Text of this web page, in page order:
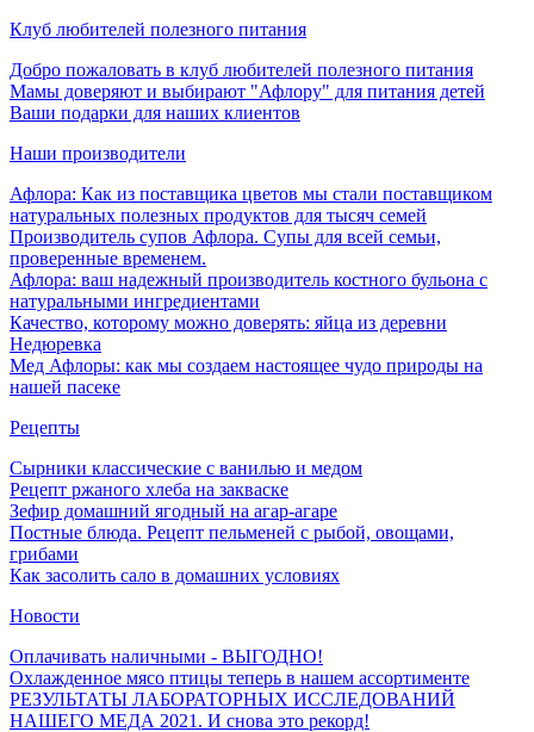
Клуб любителей полезного питания
Добро пожаловать в клуб любителей полезного питания
Мамы доверяют и выбирают "Афлору" для питания детей
Ваши подарки для наших клиентов
Наши производители
Афлора: Как из поставщика цветов мы стали поставщиком
натуральных полезных продуктов для тысяч семей
Производитель супов Афлора. Супы для всей семьи,
проверенные временем.
Афлора: ваш надежный производитель костного бульона с
натуральными ингредиентами
Качество, которому можно доверять: яйца из деревни
Недюревка
Мед Афлоры: как мы создаем настоящее чудо природы на
нашей пасеке
Рецепты
Сырники классические с ванилью и медом
Рецепт ржаного хлеба на закваске
Зефир домашний ягодный на агар-агаре
Постные блюда. Рецепт пельменей с рыбой, овощами,
грибами
Как засолить сало в домашних условиях
Новости
Оплачивать наличными - ВЫГОДНО!
Охлажденное мясо птицы теперь в нашем ассортименте
РЕЗУЛЬТАТЫ ЛАБОРАТОРНЫХ ИССЛЕДОВАНИЙ
НАШЕГО МЕДА 2021. И снова это рекорд!